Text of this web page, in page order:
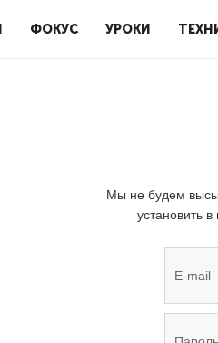
ФОКУС УРОКИ
Мы не будем
установить